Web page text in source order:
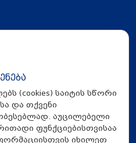
(cookies) საიტის სწორი
და თქვენი
აუცილებელი
ფუნქციებისთვისაა
იხილეთ